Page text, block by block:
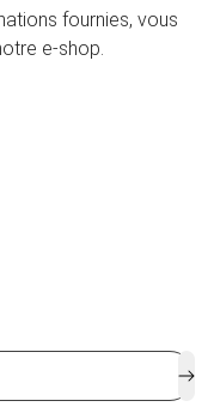
fournies, vous
e-shop.